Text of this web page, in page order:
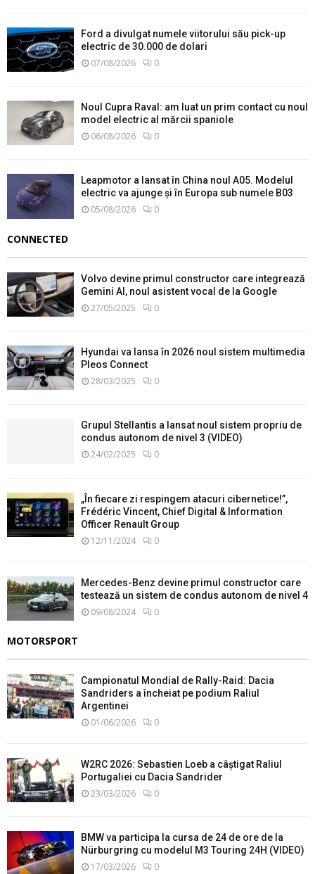
Ford a divulgat numele viitorului său pick-up
electric de 30.000 de dolari
07/08/2026 0
Noul Cupra Raval: am luat un prim contact cu noul
model electric al mărcii spaniole
06/08/2026 0
Leapmotor a lansat în China noul A05. Modelul
electric va ajunge și în Europa sub numele B03
05/08/2026 0
CONNECTED
Volvo devine primul constructor care integrează
Gemini AI, noul asistent vocal de la Google
27/05/2025 0
Hyundai va lansa în 2026 noul sistem multimedia
Pleos Connect
28/03/2025 0
Grupul Stellantis a lansat noul sistem propriu de
condus autonom de nivel 3 (VIDEO)
24/02/2025 0
„În fiecare zi respingem atacuri cibernetice!”,
Frédéric Vincent, Chief Digital & Information
Officer Renault Group
12/11/2024 0
Mercedes-Benz devine primul constructor care
testează un sistem de condus autonom de nivel 4
09/08/2024 0
MOTORSPORT
Campionatul Mondial de Rally-Raid: Dacia
Sandriders a încheiat pe podium Raliul
Argentinei
01/06/2026 0
W2RC 2026: Sebastien Loeb a câștigat Raliul
Portugaliei cu Dacia Sandrider
23/03/2026 0
BMW va participa la cursa de 24 de ore de la
Nürburgring cu modelul M3 Touring 24H (VIDEO)
17/03/2026 0